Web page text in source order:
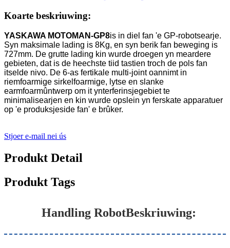
Koarte beskriuwing:
YASKAWA MOTOMAN-GP8is in diel fan 'e GP-robotsearje.
Syn maksimale lading is 8Kg, en syn berik fan beweging is
727mm. De grutte lading kin wurde droegen yn meardere
gebieten, dat is de heechste tiid tastien troch de pols fan
itselde nivo. De 6-as fertikale multi-joint oannimt in
riemfoarmige sirkelfoarmige, lytse en slanke
earmfoarmûntwerp om it ynterferinsjegebiet te
minimalisearjen en kin wurde opslein yn ferskate apparatuer
op 'e produksjeside fan' e brûker.
Stjoer e-mail nei ús
Produkt Detail
Produkt Tags
Handling RobotBeskriuwing: